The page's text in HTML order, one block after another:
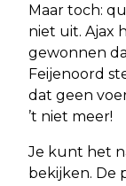
Maar toch:
niet uit. Ajax
gewonnen
Feijenoord
dat geen
’t niet meer!
Je kunt het
bekijken. De